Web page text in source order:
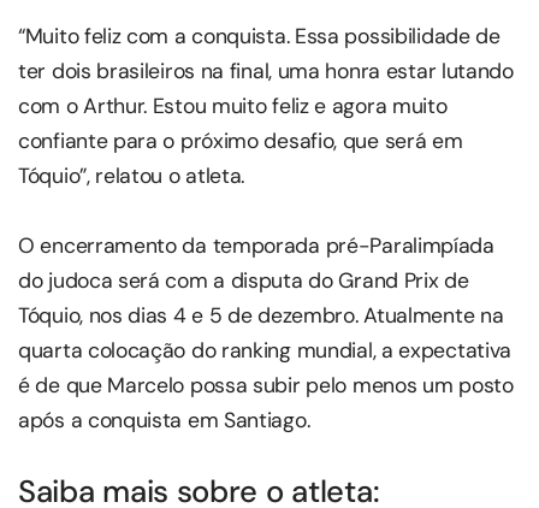
“Muito feliz com a conquista. Essa possibilidade de
ter dois brasileiros na final, uma honra estar lutando
com o Arthur. Estou muito feliz e agora muito
confiante para o próximo desafio, que será em
Tóquio”, relatou o atleta.
O encerramento da temporada pré-Paralimpíada
do judoca será com a disputa do Grand Prix de
Tóquio, nos dias 4 e 5 de dezembro. Atualmente na
quarta colocação do ranking mundial, a expectativa
é de que Marcelo possa subir pelo menos um posto
após a conquista em Santiago.
Saiba mais sobre o atleta: